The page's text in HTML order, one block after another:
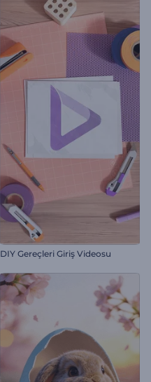
DIY Gereçleri Giriş Videosu